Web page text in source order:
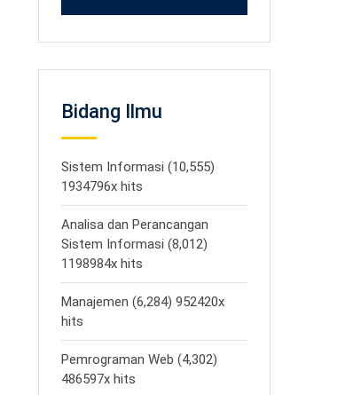
Bidang Ilmu
Sistem Informasi (10,555)
1934796x hits
Analisa dan Perancangan
Sistem Informasi (8,012)
1198984x hits
Manajemen (6,284) 952420x
hits
Pemrograman Web (4,302)
486597x hits